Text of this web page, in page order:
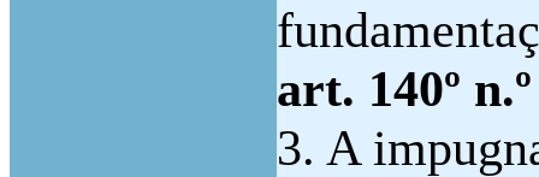
art. 140º
3. A